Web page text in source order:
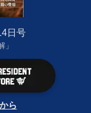
日号
」
ら